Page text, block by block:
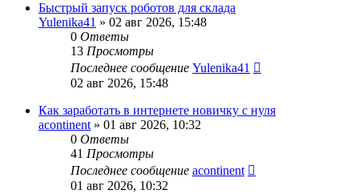
Быстрый запуск роботов для склада
Yulenika41 » 02 авг 2026, 15:48
0 Ответы
13 Просмотры
Последнее сообщение Yulenika41
02 авг 2026, 15:48
Как заработать в интернете новичку с нуля
acontinent » 01 авг 2026, 10:32
0 Ответы
41 Просмотры
Последнее сообщение acontinent
01 авг 2026, 10:32